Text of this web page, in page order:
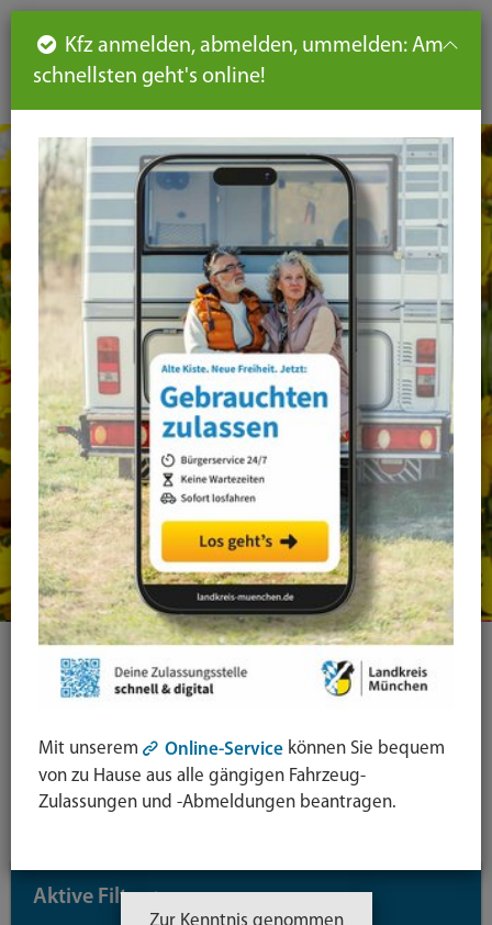
DE
Ihre Suche
Symbol
mit
Suche in leichter Sprache
Aktive Filter↓
Seiteninhalt
Hauptnavigation
Seitennavigation
leichte
Sprache
Kfz anmelden, abmelden, ummelden: Am
schnellsten geht's online!
Mit unserem Online-Service können Sie bequem
von zu Hause aus alle gängigen Fahrzeug-
Zulassungen und -Abmeldungen beantragen.